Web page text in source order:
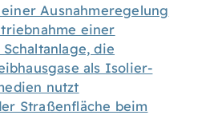
Ausnahmeregelung
einer
die
als Isolier-
nutzt
Straßenfläche beim